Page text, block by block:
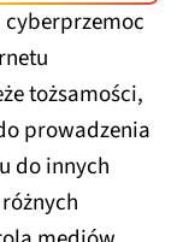
tożsamości,
prowadzenia
do innych